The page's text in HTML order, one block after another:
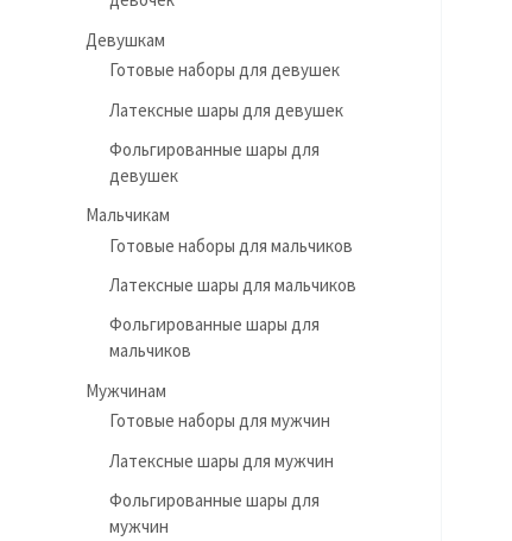
Девушкам
Готовые наборы для девушек
Латексные шары для девушек
Фольгированные шары для
девушек
Мальчикам
Готовые наборы для мальчиков
Латексные шары для мальчиков
Фольгированные шары для
мальчиков
Мужчинам
Готовые наборы для мужчин
Латексные шары для мужчин
Фольгированные шары для
мужчин